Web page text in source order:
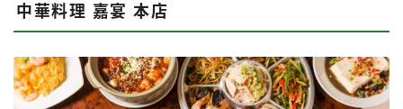
中華料理 嘉宴 本店